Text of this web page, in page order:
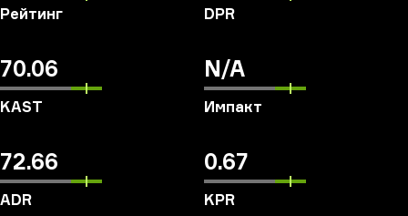
Рейтинг DPR
70.06
KAST
N/A
Импакт
72.66
ADR
0.67
KPR